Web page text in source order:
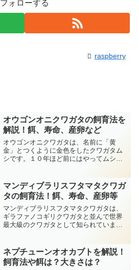
フォローする
raspberry
オウゴンオニクワガタの飼育法を
解説！餌、寿命、産卵など
オウゴンオニクワガタは、名前に「黄
金」とつくように金色をしたクワガタム
シです。１０年ほど前にはやってムシブ
た。人気も高いクワガタムシで、飼育さ
れることもしばしばです。...
マンディブラリスフタマタクワガ
タの飼育法！餌、寿命、産卵等
マンディブラリスフタマタクワガタは、
ギラファノコギリクワガタと並んで世界
最大級のクワガタとして知られていま
力的で、人気も非常に高いクワガタで
す。今回は、そういったマンデ...
ネプチューンオオカブトを解説！
飼育法や餌は？大きさは？